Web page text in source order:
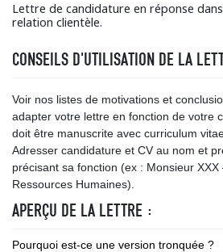
Lettre de candidature en réponse
relation clientèle.
CONSEILS D'UTILISATION DE LA
Voir nos listes de motivations et
adapter votre lettre en fonction de votre
doit être manuscrite avec curriculum
Adresser candidature et CV au nom et
précisant sa fonction (ex : Monsieur
Ressources Humaines).
APERÇU DE LA LETTRE :
Pourquoi est-ce une version tronquée ?